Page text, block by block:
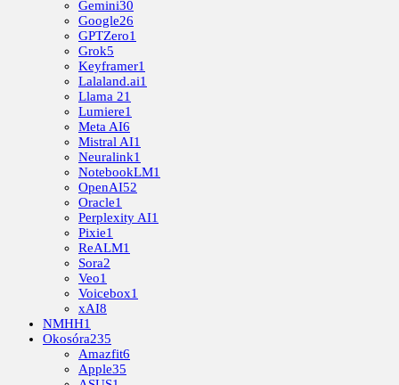
Gemini30
Google26
GPTZero1
Grok5
Keyframer1
Lalaland.ai1
Llama 21
Lumiere1
Meta AI6
Mistral AI1
Neuralink1
NotebookLM1
OpenAI52
Oracle1
Perplexity AI1
Pixie1
ReALM1
Sora2
Veo1
Voicebox1
xAI8
NMHH1
Okosóra235
Amazfit6
Apple35